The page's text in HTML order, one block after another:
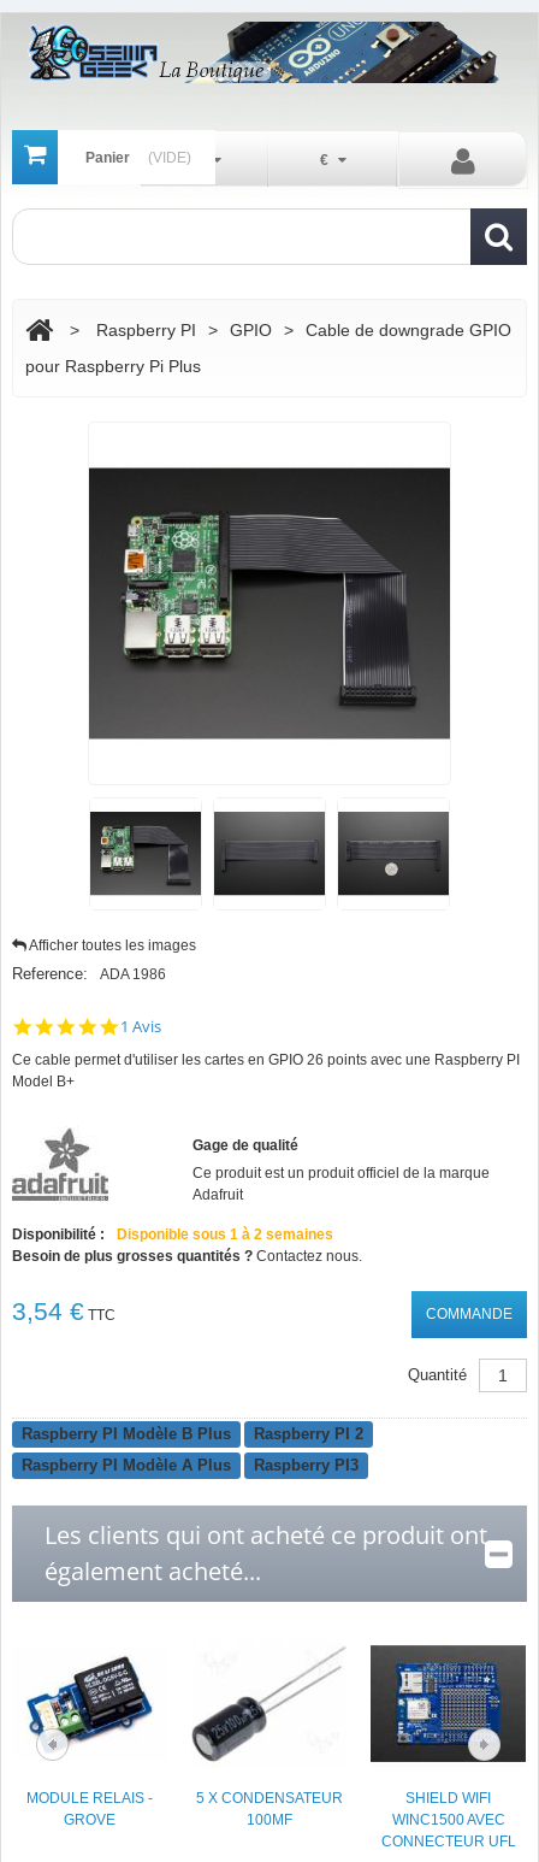
Panier (VIDE) €
Fr
> Raspberry PI > GPIO >
Cable de downgrade GPIO
pour Raspberry Pi Plus
Afficher toutes les images
Reference: ADA 1986
5.0
rating
1 Avis
Ce cable permet d'utiliser les cartes en GPIO 26 points avec une Raspberry PI
Model B+
Gage de qualité
Ce produit est un produit officiel de la marque
Adafruit
Disponibilité :
Disponible sous 1 à 2 semaines
Besoin de plus grosses quantités ?Contactez nous.
3,54 € TTC COMMANDE
Quantité
Raspberry PI Modèle B Plus
Raspberry PI 2
Raspberry PI Modèle A Plus
Raspberry PI3
Les clients qui ont acheté ce produit ont
également acheté...
MODULE RELAIS -
GROVE
5 X CONDENSATEUR
100ΜF
SHIELD WIFI
WINC1500 AVEC
CONNECTEUR UFL